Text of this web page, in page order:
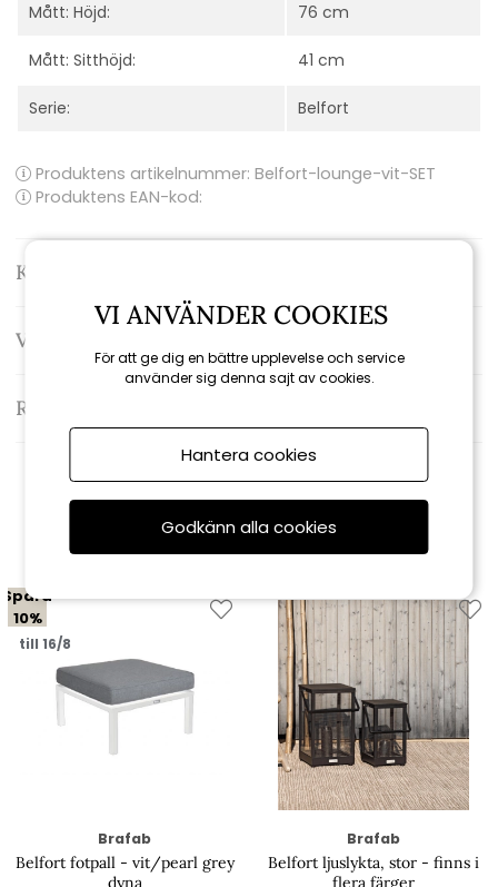
Mått: Höjd: 76 cm
Mått: Sitthöjd: 41 cm
Serie: Belfort
Produktens artikelnummer: Belfort-lounge-vit-SET
Produktens EAN-kod:
Kontakta oss
Varumärke: Brafab
Recensioner
Relaterade produkter
Spara
10%
till 16/8
Brafab
Belfort fotpall - vit/pearl grey
dyna
Brafab
Belfort ljuslykta, stor - finns i
flera färger
VI ANVÄNDER COOKIES
För att ge dig en bättre upplevelse och service
använder sig denna sajt av cookies.
Hantera cookies
Godkänn alla cookies